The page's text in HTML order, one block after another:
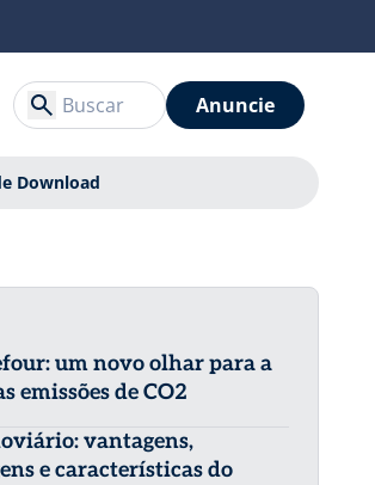
Anuncie
Download
um novo olhar para a
emissões de CO2
vantagens,
e características do